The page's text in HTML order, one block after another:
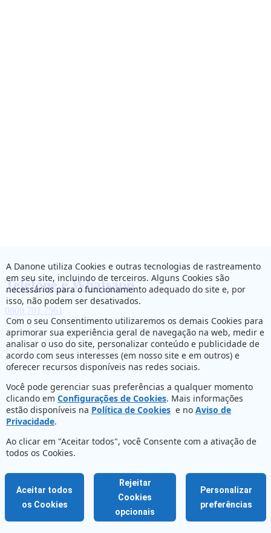
Telefone e Whatsapp
0800 701 7561
A Danone utiliza Cookies e outras tecnologias de rastreamento
em seu site, incluindo de terceiros. Alguns Cookies são
necessários para o funcionamento adequado do site e, por
isso, não podem ser desativados.
Com o seu Consentimento utilizaremos os demais Cookies para
aprimorar sua experiência geral de navegação na web, medir e
analisar o uso do site, personalizar conteúdo e publicidade de
acordo com seus interesses (em nosso site e em outros) e
oferecer recursos disponíveis nas redes sociais.
Você pode gerenciar suas preferências a qualquer momento
clicando em Configurações de Cookies. Mais informações
estão disponíveis na Política de Cookies e no Aviso de
Privacidade.
Ao clicar em "Aceitar todos", você Consente com a ativação de
todos os Cookies.
Aceitar todos
os Cookies
Rejeitar
Cookies
opcionais
Personalizar
preferências